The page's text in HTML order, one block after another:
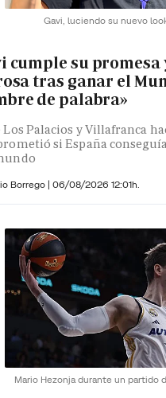
Gavi, luciendo su nuevo
cumple su promesa
tras ganar el
de palabra»
Los Palacios y Villafranca
si España
Borrego | 06/08/2026 12:01h.
Mario Hezonja durante un partido